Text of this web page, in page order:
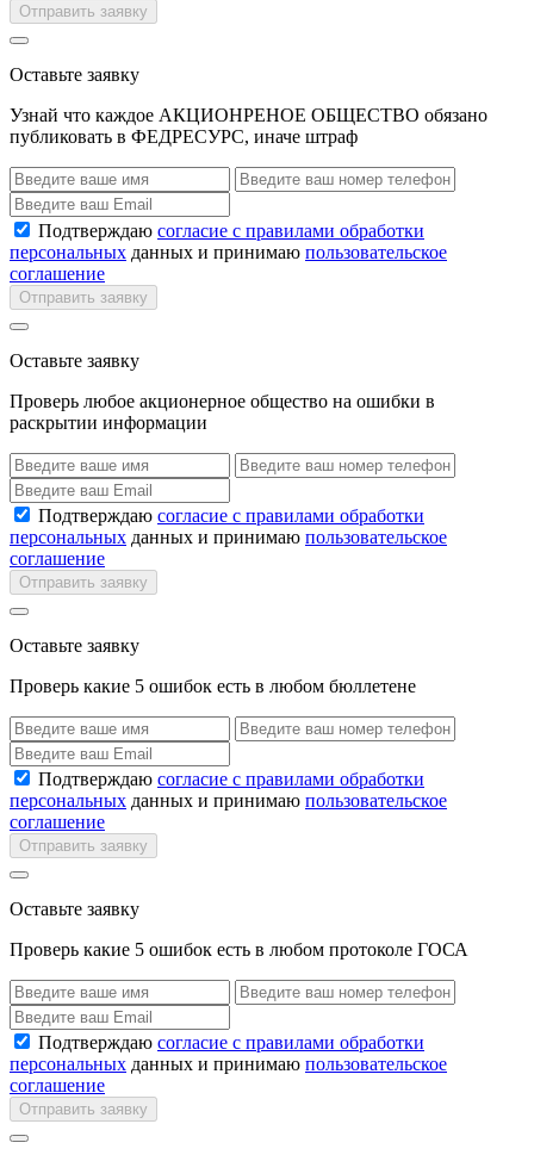
Отправить заявку
Оставьте заявку
Узнай что каждое АКЦИОНРЕНОЕ ОБЩЕСТВО обязано
публиковать в ФЕДРЕСУРС, иначе штраф
Подтверждаю согласие с правилами обработки
персональных данных и принимаю пользовательское
соглашение
Отправить заявку
Оставьте заявку
Проверь любое акционерное общество на ошибки в
раскрытии информации
Подтверждаю согласие с правилами обработки
персональных данных и принимаю пользовательское
соглашение
Отправить заявку
Оставьте заявку
Проверь какие 5 ошибок есть в любом бюллетене
Подтверждаю согласие с правилами обработки
персональных данных и принимаю пользовательское
соглашение
Отправить заявку
Оставьте заявку
Проверь какие 5 ошибок есть в любом протоколе ГОСА
Подтверждаю согласие с правилами обработки
персональных данных и принимаю пользовательское
соглашение
Отправить заявку